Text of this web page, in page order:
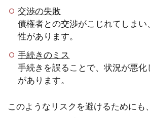
交渉の失敗
債権者との交渉がこじれてしま
性があります。
手続きのミス
手続きを誤ることで、状況が悪
があります。
このようなリスクを避けるためにも